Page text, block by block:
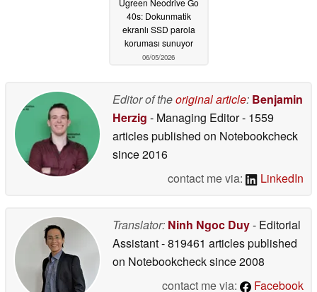
Ugreen Neodrive Go
40s: Dokunmatik
ekranlı SSD parola
koruması sunuyor
06/05/2026
Editor of theoriginal article: Benjamin
Herzig - Managing Editor- 1559
articles published on Notebookcheck
since 2016
contact me via:
LinkedIn
Translator: Ninh Ngoc Duy- Editorial
Assistant- 819461 articles published
on Notebookchecksince 2008
contact me via:
Facebook